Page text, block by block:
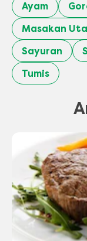
Ayam
Masakan
Sayuran
Tumis